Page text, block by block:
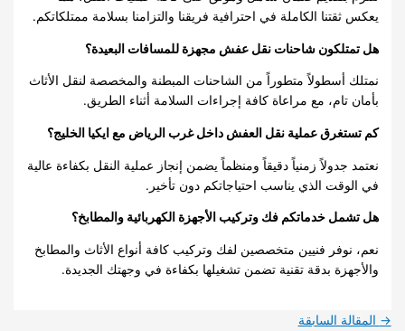
يعكس ثقتنا الكاملة في احترافية فريقنا والتزامنا بسلامة ممتلكاتكم.
هل تمتلكون شاحنات نقل عفش مجهزة للمسافات البعيدة؟
نمتلك أسطولاً متطوراً من الشاحنات المبطنة والمخصصة لنقل الأثاث
بأمان تام، مع مراعاة كافة إجراءات السلامة أثناء الطريق.
كم تستغرق عملية نقل العفش داخل غرب الرياض مع ايكيا الخليج؟
نعتمد جدولاً زمنياً دقيقاً ومنظماً يضمن إنجاز عملية النقل بكفاءة عالية
في الوقت الذي يناسب احتياجاتكم دون تأخير.
هل تشمل خدماتكم فك وتركيب الأجهزة الكهربائية والمطابخ؟
نعم، نوفر فنيين متخصصين لفك وتركيب كافة أنواع الأثاث والمطابخ
والأجهزة بدقة تقنية تضمن تشغيلها بكفاءة في وجهتك الجديدة.
→ المقالة السابقة